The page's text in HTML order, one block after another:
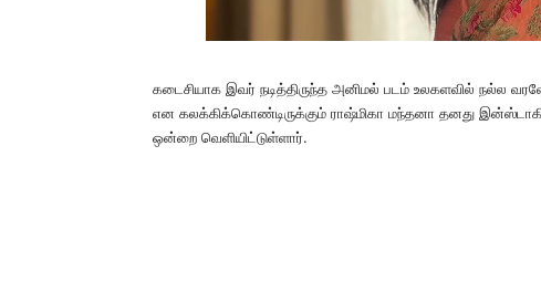
கடைசியாக இவர் நடித்திருந்த அனிமல் படம் உலகளவில் நல்ல
என கலக்கிக்கொண்டிருக்கும் ராஷ்மிகா மந்தனா தனது
ஒன்றை வெளியிட்டுள்ளார்.